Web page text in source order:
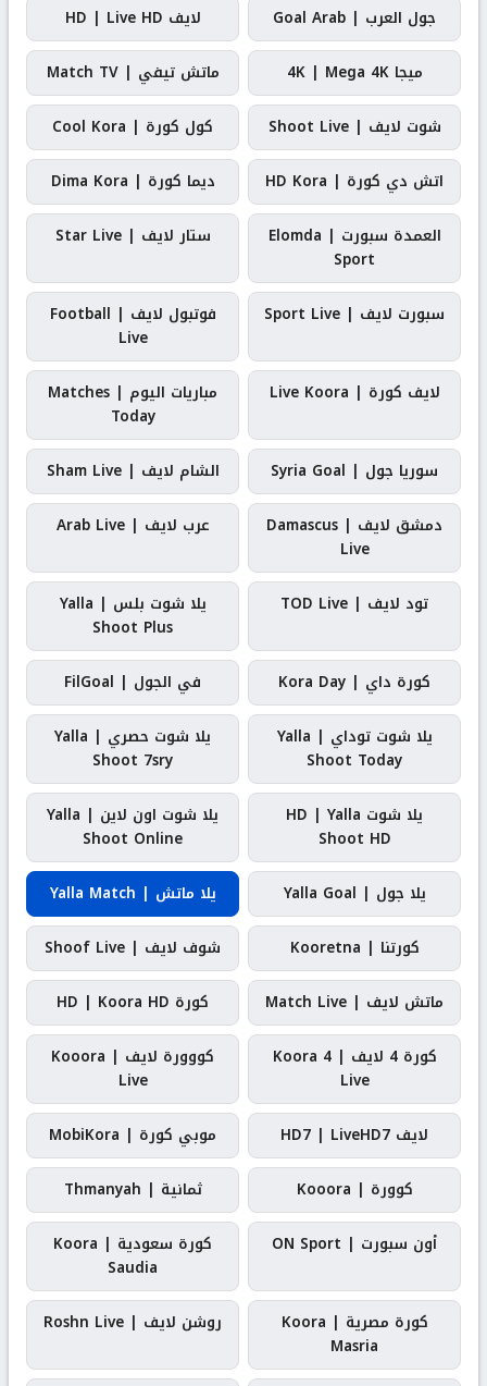
جول العرب | Goal Arab
لايف HD | Live HD
ميجا 4K | Mega 4K
ماتش تيفي | Match TV
شوت لايف | Shoot Live
كول كورة | Cool Kora
اتش دي كورة | HD Kora
ديما كورة | Dima Kora
العمدة سبورت | Elomda
Sport
ستار لايف | Star Live
سبورت لايف | Sport Live
فوتبول لايف | Football
Live
لايف كورة | Live Koora
مباريات اليوم | Matches
Today
سوريا جول | Syria Goal
الشام لايف | Sham Live
دمشق لايف | Damascus
Live
عرب لايف | Arab Live
تود لايف | TOD Live
يلا شوت بلس | Yalla
Shoot Plus
كورة داي | Kora Day
في الجول | FilGoal
يلا شوت توداي | Yalla
Shoot Today
يلا شوت حصري | Yalla
Shoot 7sry
يلا شوت HD | Yalla
Shoot HD
يلا شوت اون لاين | Yalla
Shoot Online
يلا جول | Yalla Goal
يلا ماتش | Yalla Match
كورتنا | Kooretna
شوف لايف | Shoof Live
ماتش لايف | Match Live
كورة HD | Koora HD
كورة 4 لايف | Koora 4
Live
كووورة لايف | Kooora
Live
لايف HD7 | LiveHD7
موبي كورة | MobiKora
كوورة | Kooora
ثمانية | Thmanyah
أون سبورت | ON Sport
كورة سعودية | Koora
Saudia
كورة مصرية | Koora
Masria
روشن لايف | Roshn Live